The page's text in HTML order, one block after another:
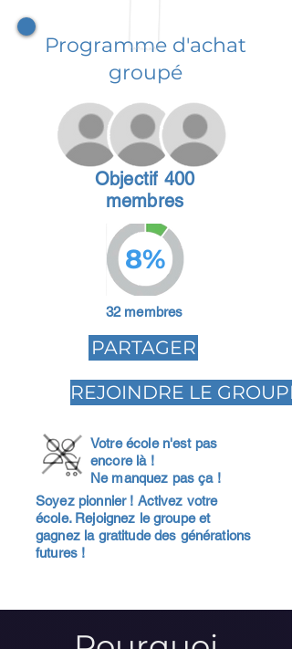
Programme d'achat
groupé
Objectif 400
membres
8%
32 membres
PARTAGER
REJOINDRE LE GROUPE
Votre école n'est pas
encore là !
Ne manquez pas ça !
Soyez pionnier ! Activez votre
école. Rejoignez le groupe et
gagnez la gratitude des générations
futures !